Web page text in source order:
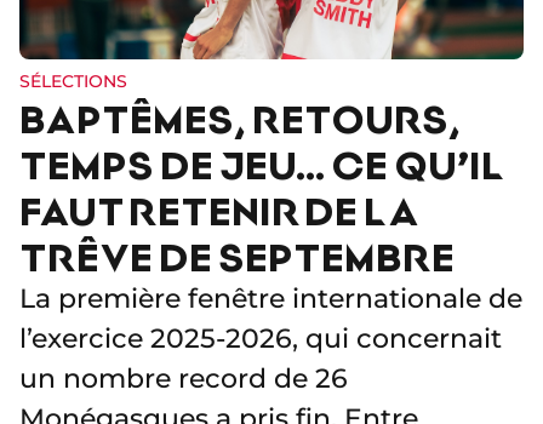
SÉLECTIONS
BAPTÊMES, RETOURS,
TEMPS DE JEU… CE QU’IL
FAUT RETENIR DE LA
TRÊVE DE SEPTEMBRE
La première fenêtre internationale de
l’exercice 2025-2026, qui concernait
un nombre record de 26